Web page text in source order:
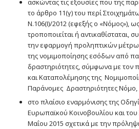
ασκώντας τις εξουσίες που της
το άρθρο 11(γ) του περί
Ν.106(Ι)/2012 (εφεξής ο «Νόμος»),
τροποποιείται ή αντικαθίσταται,
την εφαρμογή προληπτικών
της νομιμοποίησης εσόδων από
δραστηριότητες, σύμφωνα με τον
και Καταπολέμησης της
Παράνομες Δραστηριότητες Νόμο,
στo πλαίσιο εναρμόνισης της
Ευρωπαϊκού Κοινοβουλίου και
Μαΐου 2015 σχετικά με την